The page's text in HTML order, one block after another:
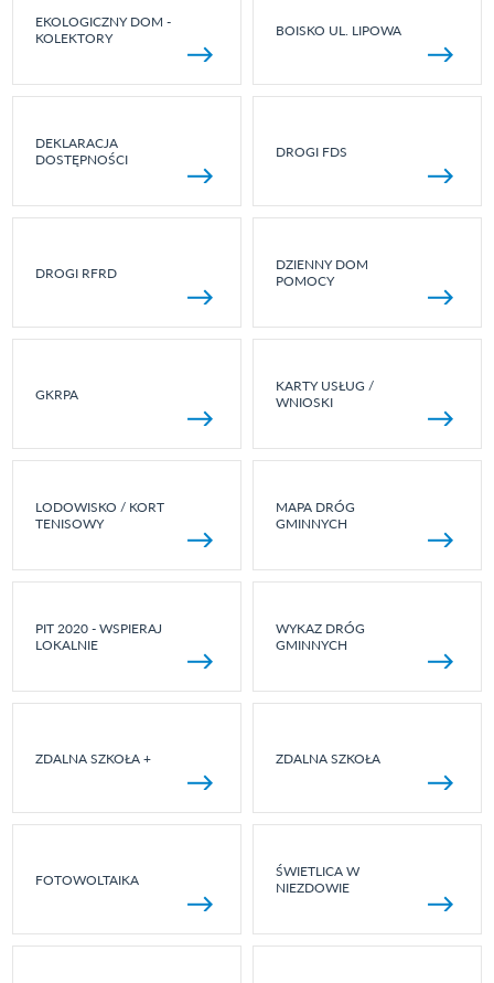
EKOLOGICZNY DOM -
KOLEKTORY
BOISKO UL. LIPOWA
DEKLARACJA
DOSTĘPNOŚCI
DROGI FDS
DROGI RFRD
DZIENNY DOM
POMOCY
GKRPA
KARTY USŁUG /
WNIOSKI
LODOWISKO / KORT
TENISOWY
MAPA DRÓG
GMINNYCH
PIT 2020 - WSPIERAJ
LOKALNIE
WYKAZ DRÓG
GMINNYCH
ZDALNA SZKOŁA + ZDALNA SZKOŁA
FOTOWOLTAIKA
ŚWIETLICA W
NIEZDOWIE